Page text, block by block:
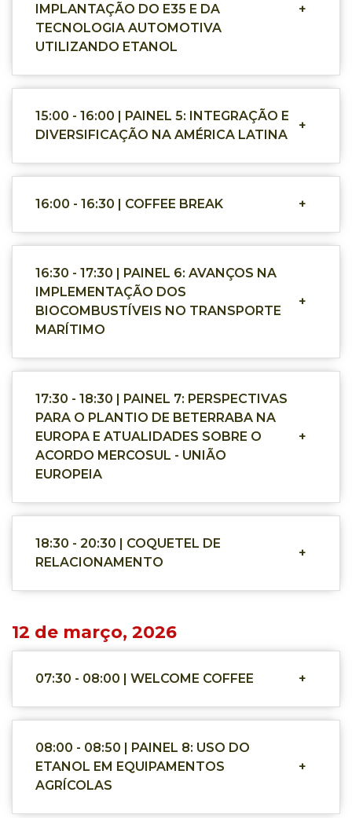
IMPLANTAÇÃO DO E35 E DA
TECNOLOGIA AUTOMOTIVA
UTILIZANDO ETANOL
+
15:00 - 16:00 | PAINEL 5: INTEGRAÇÃO E
DIVERSIFICAÇÃO NA AMÉRICA LATINA
+
16:00 - 16:30 | COFFEE BREAK +
16:30 - 17:30 | PAINEL 6: AVANÇOS NA
IMPLEMENTAÇÃO DOS
BIOCOMBUSTÍVEIS NO TRANSPORTE
MARÍTIMO
+
17:30 - 18:30 | PAINEL 7: PERSPECTIVAS
PARA O PLANTIO DE BETERRABA NA
EUROPA E ATUALIDADES SOBRE O
ACORDO MERCOSUL - UNIÃO
EUROPEIA
+
18:30 - 20:30 | COQUETEL DE
RELACIONAMENTO
+
12 de março, 2026
07:30 - 08:00 | WELCOME COFFEE +
08:00 - 08:50 | PAINEL 8: USO DO
ETANOL EM EQUIPAMENTOS
AGRÍCOLAS
+